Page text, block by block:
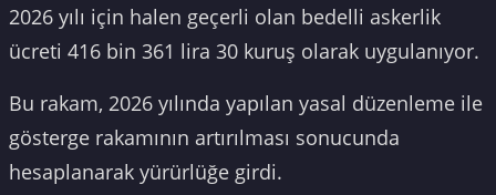
2026 yılı için halen geçerli olan bedelli askerlik
ücreti 416 bin 361 lira 30 kuruş olarak uygulanıyor.
Bu rakam, 2026 yılında yapılan yasal düzenleme ile
gösterge rakamının artırılması sonucunda
hesaplanarak yürürlüğe girdi.